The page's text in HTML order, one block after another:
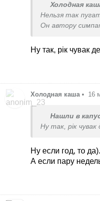
Холодная
Нельзя так
Он автору
Ну так, рік чувак
Холодная каша • 16
Нашли в
Ну так, рік чувак
Ну если год, то да).
А если пару